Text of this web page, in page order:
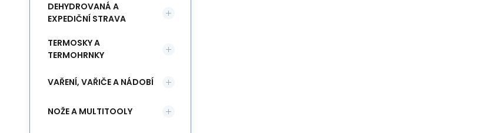
DEHYDROVANÁ A
EXPEDIČNÍ STRAVA
TERMOSKY A
TERMOHRNKY
VAŘENÍ, VAŘIČE A NÁDOBÍ
NOŽE A MULTITOOLY